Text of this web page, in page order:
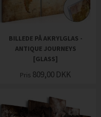
BILLEDE PÅ AKRYLGLAS -
ANTIQUE JOURNEYS
[GLASS]
Pris 809,00 DKK